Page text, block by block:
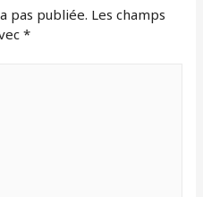
pas publiée. Les champs
*